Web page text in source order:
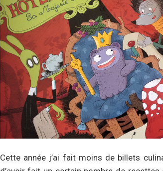
Cette année j’ai fait moins de billets